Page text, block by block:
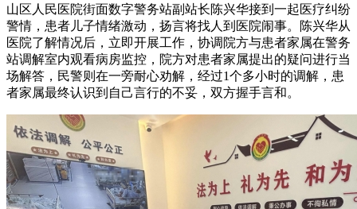
山区人民医院街面数字警务站副站长陈兴华接到一起医疗纠纷
警情，患者儿子情绪激动，扬言将找人到医院闹事。陈兴华从
医院了解情况后，立即开展工作，协调院方与患者家属在警务
站调解室内观看病房监控，院方对患者家属提出的疑问进行当
场解答，民警则在一旁耐心劝解，经过1个多小时的调解，患
者家属最终认识到自己言行的不妥，双方握手言和。